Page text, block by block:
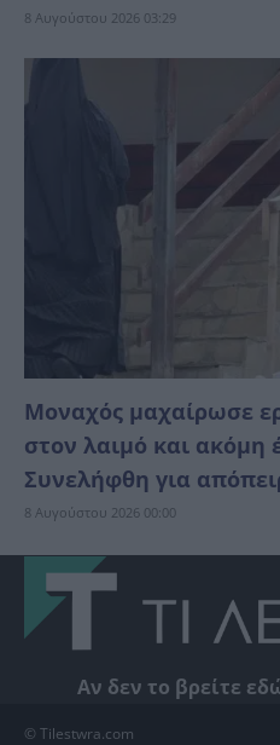
8 Αυγούστου 2026 03:29
Μοναχός μαχαίρωσε
στον λαιμό και ακόμη
Συνελήφθη για
8 Αυγούστου 2026 00:00
Αν δεν το βρείτε
© Tilestwra.com